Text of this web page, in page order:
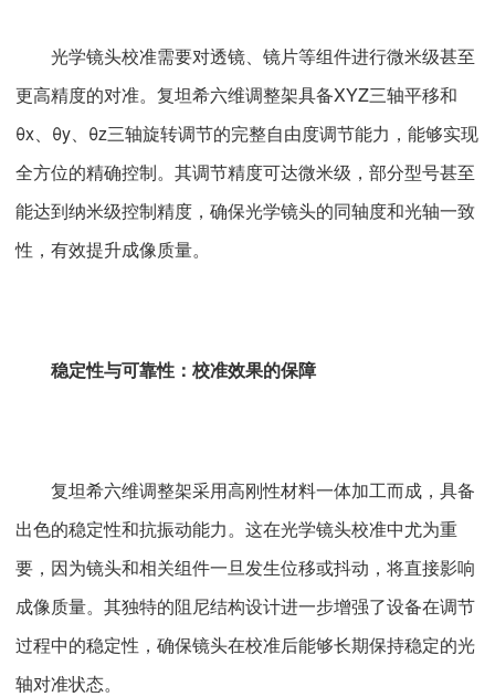
光学镜头校准需要对透镜、镜片等组件进行微米级甚至
更高精度的对准。复坦希六维调整架具备XYZ三轴平移和
θx、θy、θz三轴旋转调节的完整自由度调节能力，能够实现
全方位的精确控制。其调节精度可达微米级，部分型号甚至
能达到纳米级控制精度，确保光学镜头的同轴度和光轴一致
性，有效提升成像质量。
稳定性与可靠性：校准效果的保障
复坦希六维调整架采用高刚性材料一体加工而成，具备
出色的稳定性和抗振动能力。这在光学镜头校准中尤为重
要，因为镜头和相关组件一旦发生位移或抖动，将直接影响
成像质量。其独特的阻尼结构设计进一步增强了设备在调节
过程中的稳定性，确保镜头在校准后能够长期保持稳定的光
轴对准状态。